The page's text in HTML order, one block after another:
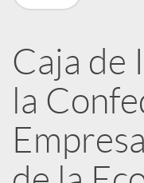
R
e
d
e
Caja de
la